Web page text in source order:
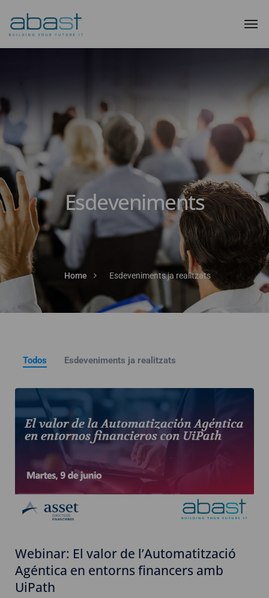
Esdeveniments
Home Esdeveniments ja realitzats
Todos Esdeveniments ja realitzats
Webinar: El valor de l’Automatització
Agéntica en entorns financers amb
UiPath